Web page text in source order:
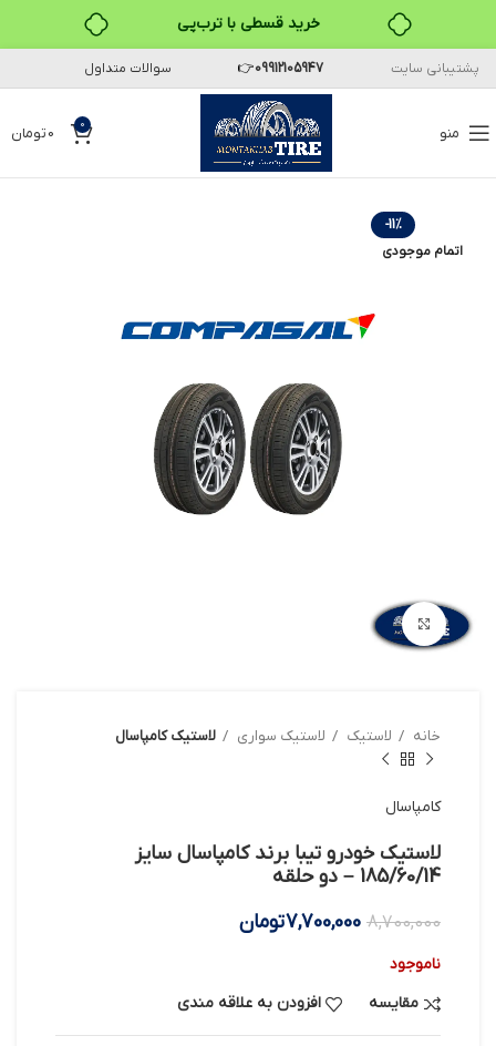
خرید قسطی با ترب‌پی
۴ قسط، بدون کارمزد
بدون ضامن، بدون سود
خرید قسطی با ترب‌پی
پشتیبانی سایت 09912105947
👉 سوالات متداول
منو 0
0تومان
-11%
اتمام موجودی
بزرگنمایی تصویر
خانه لاستیک لاستیک سواری لاستیک کامپاسال
کامپاسال
لاستیک خودرو تیبا برند کامپاسال سایز
185/60/14 – دو حلقه
8,700,000
7,700,000تومان
ناموجود
مقایسه
افزودن به علاقه مندی